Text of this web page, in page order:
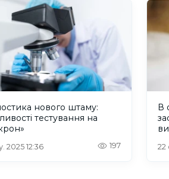
нового штаму:
тестування на
2025 12:36 197
В
22